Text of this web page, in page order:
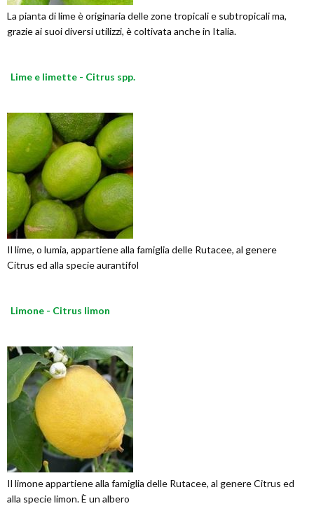
La pianta di lime è originaria delle zone tropicali e subtropicali ma,
grazie ai suoi diversi utilizzi, è coltivata anche in Italia.
Lime e limette - Citrus spp.
Il lime, o lumia, appartiene alla famiglia delle Rutacee, al genere
Citrus ed alla specie aurantifol
Limone - Citrus limon
Il limone appartiene alla famiglia delle Rutacee, al genere Citrus ed
alla specie limon. È un albero